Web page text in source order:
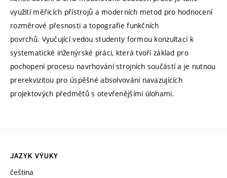
využití měřicích přístrojů a moderních metod pro hodnocení
rozměrové přesnosti a topografie funkčních
povrchů. Vyučující vedou studenty formou konzultací k
systematické inženýrské práci, která tvoří základ pro
pochopení procesu navrhování strojních součástí a je nutnou
prerekvizitou pro úspěšné absolvování navazujících
projektových předmětů s otevřenějšími úlohami.
JAZYK VÝUKY
čeština